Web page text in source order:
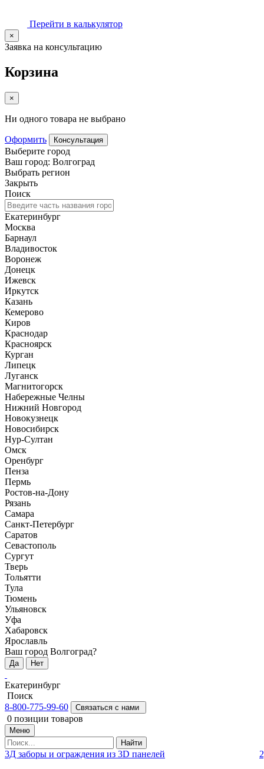
Перейти в калькулятор
×
Заявка на консультацию
Корзина
×
Ни одного товара не выбрано
Оформить Консультация
Выберите город
Ваш город: Волгоград
Выбрать регион
Закрыть
Поиск
Екатеринбург
Москва
Барнаул
Владивосток
Воронеж
Донецк
Ижевск
Иркутск
Казань
Кемерово
Киров
Краснодар
Красноярск
Курган
Липецк
Луганск
Магнитогорск
Набережные Челны
Нижний Новгород
Новокузнецк
Новосибирск
Нур-Султан
Омск
Оренбург
Пенза
Пермь
Ростов-на-Дону
Рязань
Самара
Санкт-Петербург
Саратов
Севастополь
Сургут
Тверь
Тольятти
Тула
Тюмень
Ульяновск
Уфа
Хабаровск
Ярославль
Ваш город Волгоград?
Да Нет
Екатеринбург
Поиск
8-800-775-99-60
Связаться с нами
0 позиции товаров
Меню
Найти
3Д заборы и ограждения из 3D панелей